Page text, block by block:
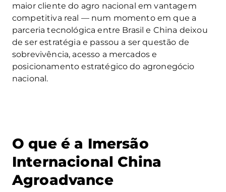
maior cliente do agro nacional em vantagem
competitiva real — num momento em que a
parceria tecnológica entre Brasil e China deixou
de ser estratégia e passou a ser questão de
sobrevivência, acesso a mercados e
posicionamento estratégico do agronegócio
nacional.
O que é a Imersão
Internacional China
Agroadvance